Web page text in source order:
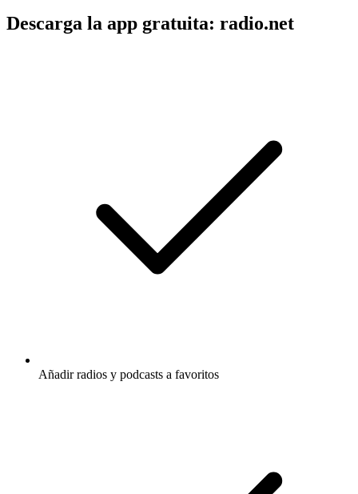
Descarga la app gratuita: radio.net
Añadir radios y podcasts a favoritos